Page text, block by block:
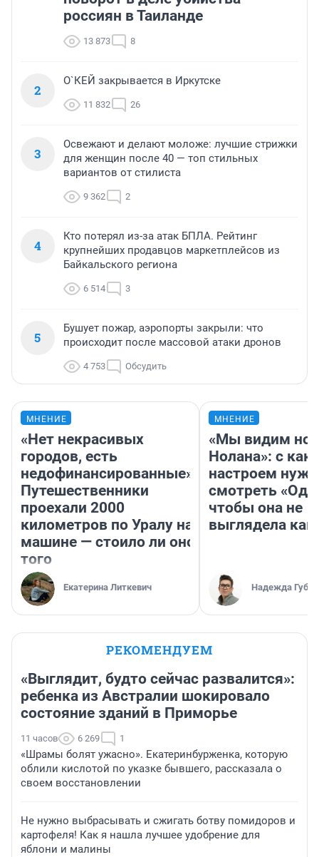
россиян в Таиланде
13 873 8
2
О`КЕЙ закрывается в Иркутске
11 832 26
3
Освежают и делают моложе: лучшие стрижки
для женщин после 40 — топ стильных
вариантов от стилиста
9 362 2
4
Кто потерял из-за атак БПЛА. Рейтинг
крупнейших продавцов маркетплейсов из
Байкальского региона
6 514 3
5
Бушует пожар, аэропорты закрыли: что
происходит после массовой атаки дронов
4 753 Обсудить
МНЕНИЕ
«Нет некрасивых
городов, есть
недофинансированные».
Путешественники
проехали 2000
километров по Уралу на
машине — стоило ли оно
того
Екатерина Литкевич
МНЕНИЕ
«Мы видим
Нолана»: с
настроем
смотреть
чтобы она не
выглядела как
Надежда
РЕКОМЕНДУЕМ
«Выглядит, будто сейчас развалится»:
ребенка из Австралии шокировало
состояние зданий в Приморье
11 часов 6 269 1
«Шрамы болят ужасно». Екатеринбурженка, которую
облили кислотой по указке бывшего, рассказала о
своем восстановлении
Не нужно выбрасывать и сжигать ботву помидоров и
картофеля! Как я нашла лучшее удобрение для
яблони и малины